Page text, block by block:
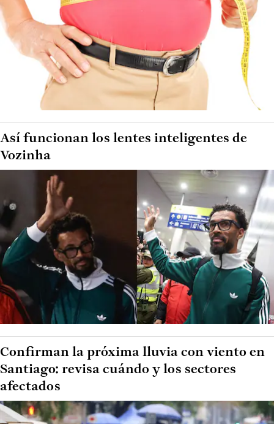
Así funcionan los lentes inteligentes de
Vozinha
Confirman la próxima lluvia con viento en
Santiago: revisa cuándo y los sectores
afectados